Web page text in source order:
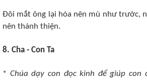
Ðôi mắt ông lại hóa nên mù như trước,
nên thánh thiện.
8. Cha - Con Ta
* Chúa dạy con đọc kinh để giúp con